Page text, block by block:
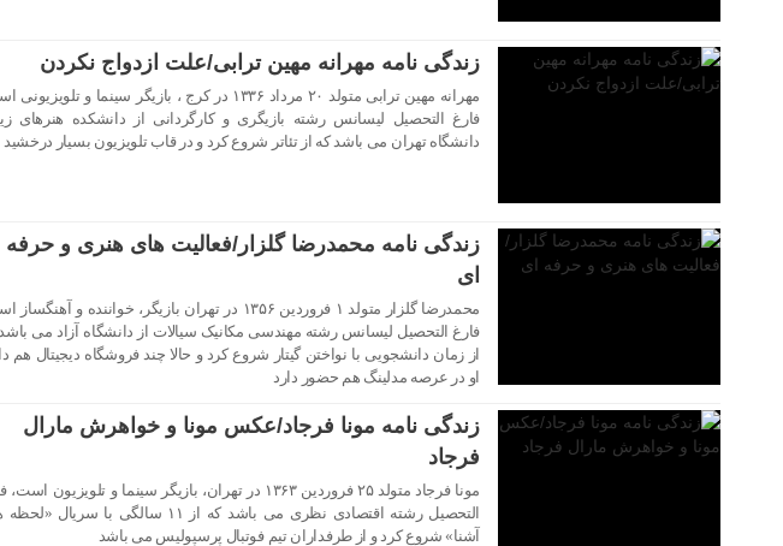
زندگی نامه مهرانه مهین ترابی/علت ازدواج نکردن
مهرانه مهین ترابی متولد ۲۰ مرداد ۱۳۳۶ در کرج ، بازیگر سینما و
فارغ التحصیل لیسانس رشته بازیگری و کارگردانی از دانشکده هنرهای
دانشگاه تهران می باشد که از تئاتر شروع کرد و در قاب تلویزیون بسیار درخشید
زندگی نامه محمدرضا گلزار/فعالیت های هنری و حرفه
ای
محمدرضا گلزار متولد ۱ فروردین ۱۳۵۶ در تهران بازیگر، خواننده و
فارغ التحصیل لیسانس رشته مهندسی مکانیک سیالات از دانشگاه آزاد می
از زمان دانشجویی با نواختن گیتار شروع کرد و حالا چند فروشگاه دیجیتال هم
او در عرصه مدلینگ هم حضور دارد
زندگی نامه مونا فرجاد/عکس مونا و خواهرش مارال
فرجاد
مونا فرجاد متولد ۲۵ فروردین ۱۳۶۳ در تهران، بازیگر سینما و تلویزیون
التحصیل رشته اقتصادی نظری می باشد که از ۱۱ سالگی با سریال
آشنا» شروع کرد و از طرفداران تیم فوتبال پرسپولیس می باشد